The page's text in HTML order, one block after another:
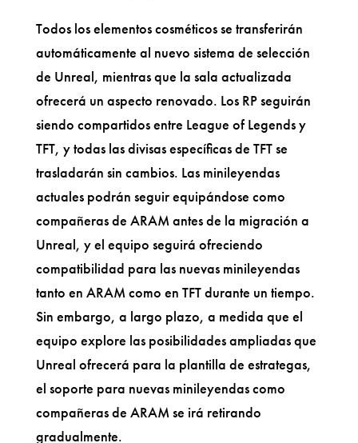
Todos los elementos cosméticos se transferirán
automáticamente al nuevo sistema de selección
de Unreal, mientras que la sala actualizada
ofrecerá un aspecto renovado. Los RP seguirán
siendo compartidos entre League of Legends y
TFT, y todas las divisas específicas de TFT se
trasladarán sin cambios. Las minileyendas
actuales podrán seguir equipándose como
compañeras de ARAM antes de la migración a
Unreal, y el equipo seguirá ofreciendo
compatibilidad para las nuevas minileyendas
tanto en ARAM como en TFT durante un tiempo.
Sin embargo, a largo plazo, a medida que el
equipo explore las posibilidades ampliadas que
Unreal ofrecerá para la plantilla de estrategas,
el soporte para nuevas minileyendas como
compañeras de ARAM se irá retirando
gradualmente.